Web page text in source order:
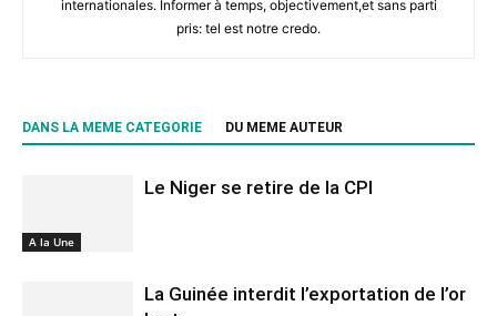
internationales. Informer à temps, objectivement,et sans parti
pris: tel est notre credo.
DANS LA MEME CATEGORIE DU MEME AUTEUR
A la Une
Le Niger se retire de la CPI
La Guinée interdit l’exportation de l’or